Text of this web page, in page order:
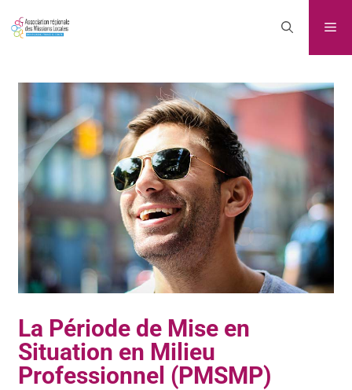
La Période de Mise en
Situation en Milieu
Professionnel (PMSMP)